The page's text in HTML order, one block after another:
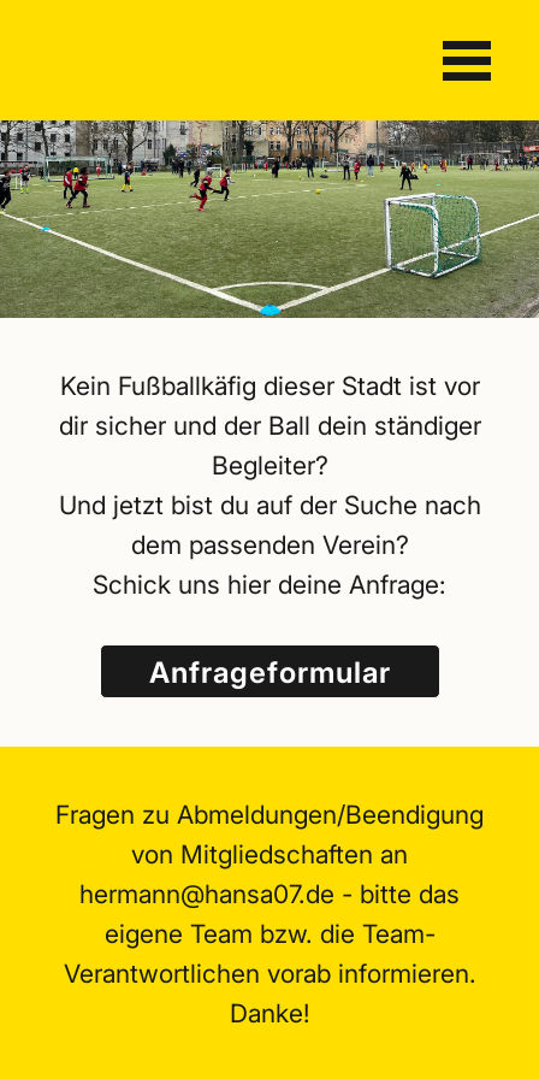
Kein Fußballkäfig dieser Stadt ist vor
dir sicher und der Ball dein ständiger
Begleiter?
Und jetzt bist du auf der Suche nach
dem passenden Verein?
Schick uns hier deine Anfrage:
Anfrageformular
Fragen zu Abmeldungen/Beendigung
von Mitgliedschaften an
hermann@hansa07.de - bitte das
eigene Team bzw. die Team-
Verantwortlichen vorab informieren.
Danke!